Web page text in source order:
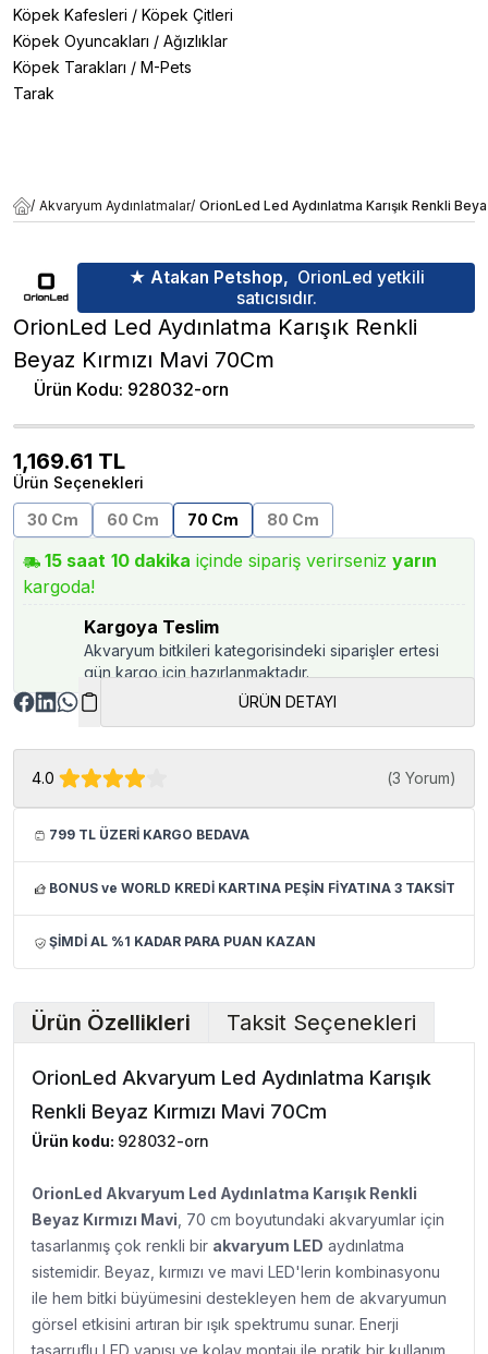
Köpek Kafesleri / Köpek Çitleri
Köpek Oyuncakları / Ağızlıklar
Köpek Tarakları / M-Pets
Tarak
/ Akvaryum Aydınlatmalar/ OrionLed Led Aydınlatma Karışık Renkli
★ Atakan Petshop, OrionLed yetkili
satıcısıdır.
OrionLed Led Aydınlatma Karışık Renkli
Beyaz Kırmızı Mavi 70Cm
Ürün Kodu: 928032-orn
1,169.61 TL
Ürün Seçenekleri
30 Cm
60 Cm 70 Cm 80 Cm
15 saat 10 dakika içinde sipariş verirseniz yarın
kargoda!
Kargoya Teslim
Akvaryum bitkileri kategorisindeki siparişler ertesi
gün kargo için hazırlanmaktadır.
ÜRÜN DETAYI
4.0 (3 Yorum)
799 TL ÜZERİ KARGO BEDAVA
BONUS ve WORLD KREDİ KARTINA PEŞİN FİYATINA 3 TAKSİT
ŞİMDİ AL %1 KADAR PARA PUAN KAZAN
Ürün Özellikleri Taksit Seçenekleri
OrionLed Akvaryum Led Aydınlatma Karışık
Renkli Beyaz Kırmızı Mavi 70Cm
Ürün kodu: 928032-orn
OrionLed Akvaryum Led Aydınlatma Karışık Renkli
Beyaz Kırmızı Mavi , 70 cm boyutundaki akvaryumlar için
tasarlanmış çok renkli bir akvaryum LED aydınlatma
sistemidir. Beyaz, kırmızı ve mavi LED'lerin kombinasyonu
ile hem bitki büyümesini destekleyen hem de akvaryumun
görsel etkisini artıran bir ışık spektrumu sunar. Enerji